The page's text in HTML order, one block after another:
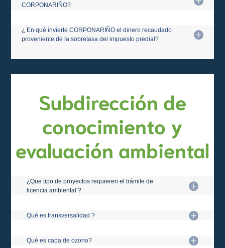
CORPONARIÑO?
¿ En qué invierte CORPONARIÑO el dinero recaudado
proveniente de la sobretasa del impuesto predial?
Subdirección de
conocimiento y
evaluación ambiental
¿Que tipo de proyectos requieren el trámite de
licencia ambiental ?
Qué es transversalidad ?
Qué es capa de ozono?